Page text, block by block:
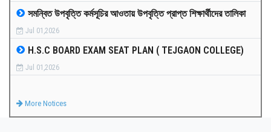
CO-CURRICULUM
RESULTS
সমন্বিত উপবৃত্তি কর্মসূচির আওতায় উপবৃত্তি প্রাপ্ত শিক্ষার্থীদের তালিকা
Jul 01,2026
H.S.C BOARD EXAM SEAT PLAN ( TEJGAON COLLEGE)
Jul 01,2026
More Notices